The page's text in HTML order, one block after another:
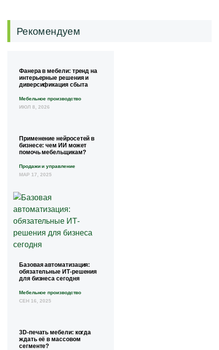
Рекомендуем
Фанера в мебели: тренд на
интерьерные решения и
диверсификация сбыта
Мебельное производство
ИЮЛ 8, 2026
Применение нейросетей в
бизнесе: чем ИИ может
помочь мебельщикам?
Продажи и управление
МАР 17, 2025
Базовая автоматизация:
обязательные ИТ-решения
для бизнеса сегодня
Мебельное производство
СЕН 16, 2025
3D-печать мебели: когда
ждать её в массовом
сегменте?